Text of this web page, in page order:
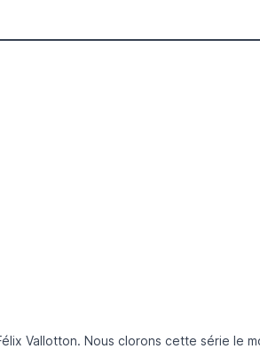
Vallotton. Nous clorons cette série le